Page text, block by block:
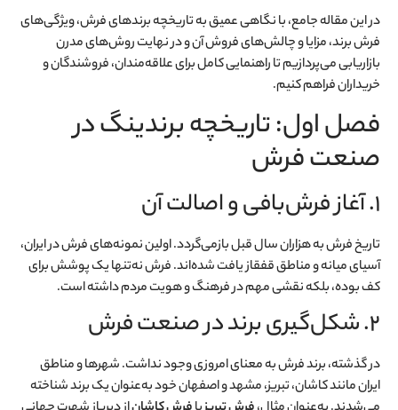
در این مقاله جامع، با نگاهی عمیق به تاریخچه برندهای فرش، ویژگی‌های
فرش برند، مزایا و چالش‌های فروش آن و در نهایت روش‌های مدرن
بازاریابی می‌پردازیم تا راهنمایی کامل برای علاقه‌مندان، فروشندگان و
خریداران فراهم کنیم.
فصل اول: تاریخچه برندینگ در
صنعت فرش
۱. آغاز فرش‌بافی و اصالت آن
تاریخ فرش به هزاران سال قبل بازمی‌گردد. اولین نمونه‌های فرش در ایران،
آسیای میانه و مناطق قفقاز یافت شده‌اند. فرش نه‌تنها یک پوشش برای
کف بوده، بلکه نقشی مهم در فرهنگ و هویت مردم داشته است.
۲. شکل‌گیری برند در صنعت فرش
در گذشته، برند فرش به معنای امروزی وجود نداشت. شهرها و مناطق
ایران مانند کاشان، تبریز، مشهد و اصفهان خود به‌عنوان یک برند شناخته